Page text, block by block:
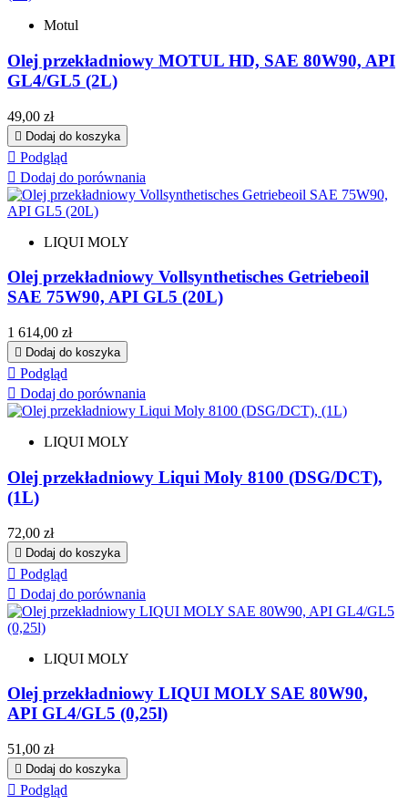
Motul
Olej przekładniowy MOTUL HD, SAE 80W90, API
GL4/GL5 (2L)
Cena
49,00 zł
 Dodaj do koszyka
 Podgląd
 Dodaj do porównania
LIQUI MOLY
Olej przekładniowy Vollsynthetisches Getriebeoil
SAE 75W90, API GL5 (20L)
Cena
1 614,00 zł
 Dodaj do koszyka
 Podgląd
 Dodaj do porównania
LIQUI MOLY
Olej przekładniowy Liqui Moly 8100 (DSG/DCT),
(1L)
Cena
72,00 zł
 Dodaj do koszyka
 Podgląd
 Dodaj do porównania
LIQUI MOLY
Olej przekładniowy LIQUI MOLY SAE 80W90,
API GL4/GL5 (0,25l)
Cena
51,00 zł
 Dodaj do koszyka
 Podgląd